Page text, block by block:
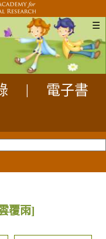
☰
電子書
覆雨]